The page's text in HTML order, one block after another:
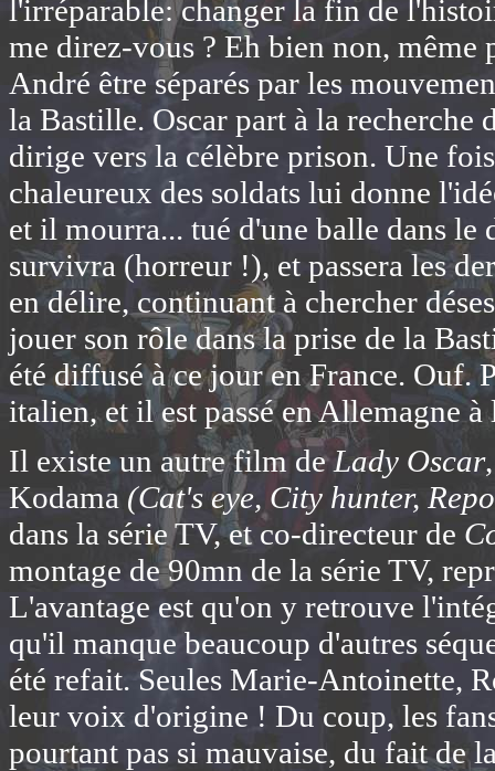
l'irréparable: changer la fin de
me direz-vous ? Eh bien non, même
André être séparés par les
la Bastille. Oscar part à la recherche
dirige vers la célèbre prison. Une
chaleureux des soldats lui donne
et il mourra... tué d'une balle dans le
survivra (horreur !), et passera les
en délire, continuant à chercher
jouer son rôle dans la prise de la
été diffusé à ce jour en France. Ouf.
italien, et il est passé en Allemagne
Il existe un autre film deLady Oscar
Kodama (Cat's eye, City hunter,
dans la série TV, et co-directeur de
montage de 90mn de la série TV,
L'avantage est qu'on y retrouve
qu'il manque beaucoup d'autres
été refait. Seules Marie-Antoinette,
leur voix d'origine ! Du coup, les
pourtant pas si mauvaise, du fait de